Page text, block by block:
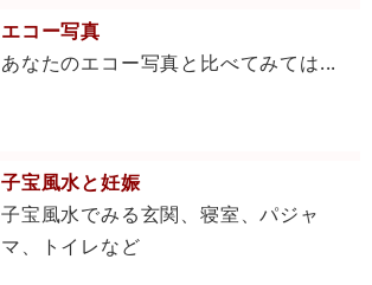
エコー写真
あなたのエコー写真と比べてみては...
子宝風水と妊娠
子宝風水でみる玄関、寝室、パジャ
マ、トイレなど